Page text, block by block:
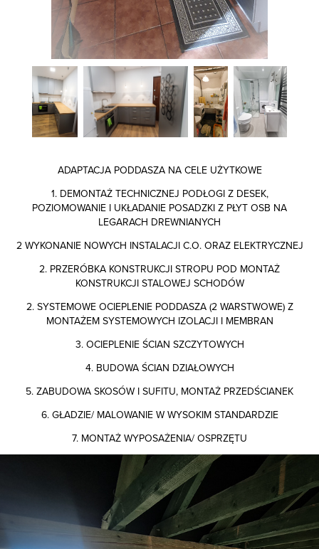
ADAPTACJA PODDASZA NA CELE UŻYTKOWE
1. DEMONTAŻ TECHNICZNEJ PODŁOGI Z DESEK,
POZIOMOWANIE I UKŁADANIE POSADZKI Z PŁYT OSB NA
LEGARACH DREWNIANYCH
2 WYKONANIE NOWYCH INSTALACJI C.O. ORAZ ELEKTRYCZNEJ
2. PRZERÓBKA KONSTRUKCJI STROPU POD MONTAŻ
KONSTRUKCJI STALOWEJ SCHODÓW
2. SYSTEMOWE OCIEPLENIE PODDASZA (2 WARSTWOWE) Z
MONTAŻEM SYSTEMOWYCH IZOLACJI I MEMBRAN
3. OCIEPLENIE ŚCIAN SZCZYTOWYCH
4. BUDOWA ŚCIAN DZIAŁOWYCH
5. ZABUDOWA SKOSÓW I SUFITU, MONTAŻ PRZEDŚCIANEK
6. GŁADZIE/ MALOWANIE W WYSOKIM STANDARDZIE
7. MONTAŻ WYPOSAŻENIA/ OSPRZĘTU